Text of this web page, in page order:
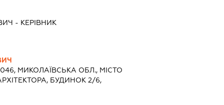
- КЕРІВНИК
МИКОЛАЇВСЬКА ОБЛ., МІСТО
БУДИНОК 2/6,